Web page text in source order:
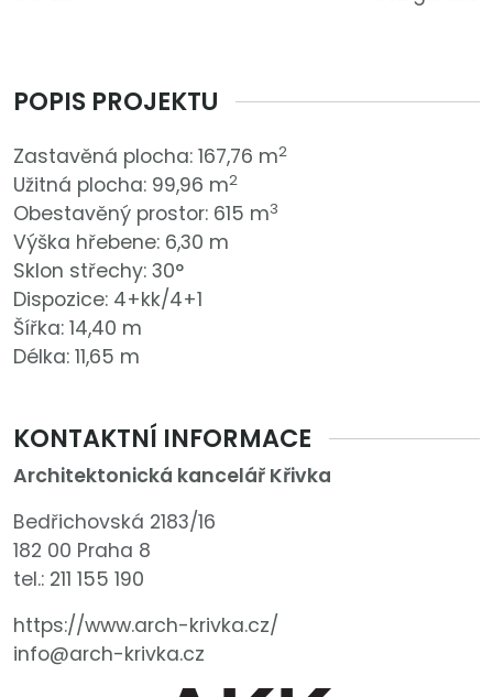
POPIS PROJEKTU
Zastavěná plocha: 167,76 m2
Užitná plocha: 99,96 m2
Obestavěný prostor: 615 m3
Výška hřebene: 6,30 m
Sklon střechy: 30°
Dispozice: 4+kk/4+1
Šířka: 14,40 m
Délka: 11,65 m
KONTAKTNÍ INFORMACE
Architektonická kancelář Křivka
Bedřichovská 2183/16
182 00 Praha 8
tel.: 211 155 190
https://www.arch-krivka.cz/
info@arch-krivka.cz